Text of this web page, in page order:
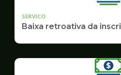
SERVICO
Baixa retroativa da